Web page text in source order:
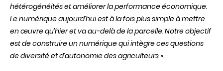
hétérogénéités et améliorer la performance économique.
Le numérique aujourd’hui est à la fois plus simple à mettre
en œuvre qu’hier et va au-delà de la parcelle. Notre objectif
est de construire un numérique qui intègre ces questions
de diversité et d’autonomie des agriculteurs».